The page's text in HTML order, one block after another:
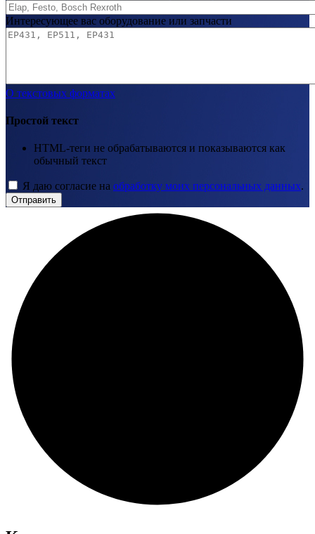
Интересующее вас оборудование или запчасти
О текстовых форматах
Простой текст
HTML-теги не обрабатываются и показываются как
обычный текст
Я даю согласие на обработку моих персональных данных.
Отправить